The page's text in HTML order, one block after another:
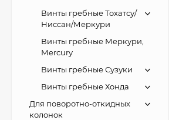
Винты гребные Тохатсу/
Нисcан/Меркури
Винты гребные Меркури,
Меrcury
Винты гребные Сузуки
Винты гребные Хонда
Для поворотно-откидных
колонок